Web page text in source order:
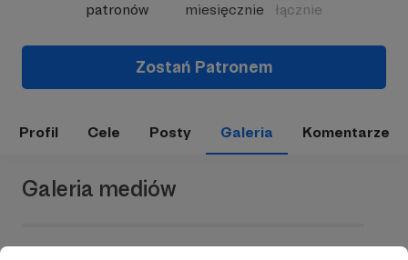
patronów
miesięcznie
łącznie
Zostań Patronem
Profil Cele Posty Galeria Komentarze
Galeria mediów